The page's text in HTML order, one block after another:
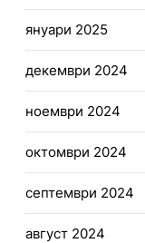
януари 2025
декември 2024
ноември 2024
октомври 2024
септември 2024
август 2024